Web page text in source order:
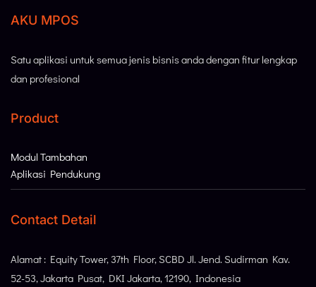
AKU MPOS
Satu aplikasi untuk semua jenis bisnis anda dengan fitur lengkap
dan profesional
Product
Modul Tambahan
Aplikasi Pendukung
Contact Detail
Alamat : Equity Tower, 37th Floor, SCBD Jl. Jend. Sudirman Kav.
52-53, Jakarta Pusat, DKI Jakarta, 12190, Indonesia